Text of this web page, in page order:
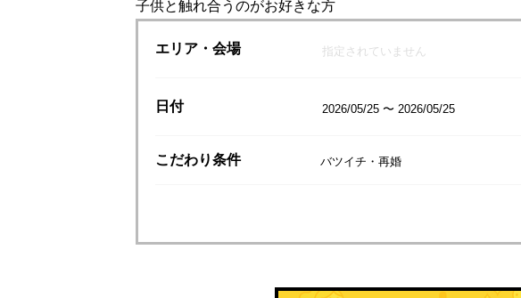
子供と触れ合うのがお好きな方
エリア・会場 指定されていません
日付 2026/05/25 〜 2026/05/25
こだわり条件 バツイチ・再婚